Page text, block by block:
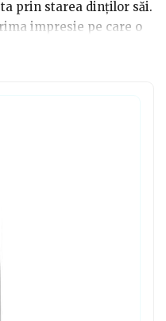
prin starea dinților săi.
impresie pe care o
bună deloc. Depinde de
faci un cadou util, poți